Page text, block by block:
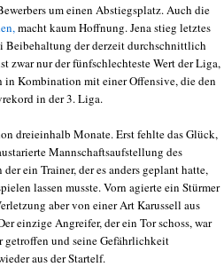
um einen Abstiegsplatz. Auch die
macht kaum Hoffnung. Jena stieg letztes
Beibehaltung der derzeit durchschnittlich
zwar nur der fünfschlechteste Wert der Liga,
Kombination mit einer Offensive, die den
in der 3. Liga.
dreieinhalb Monate. Erst fehlte das Glück,
Mannschaftsaufstellung des
ein Trainer, der es anders geplant hatte,
lassen musste. Vorn agierte ein Stürmer
aber von einer Art Karussell aus
einzige Angreifer, der ein Tor schoss, war
getroffen und seine Gefährlichkeit
aus der Startelf.